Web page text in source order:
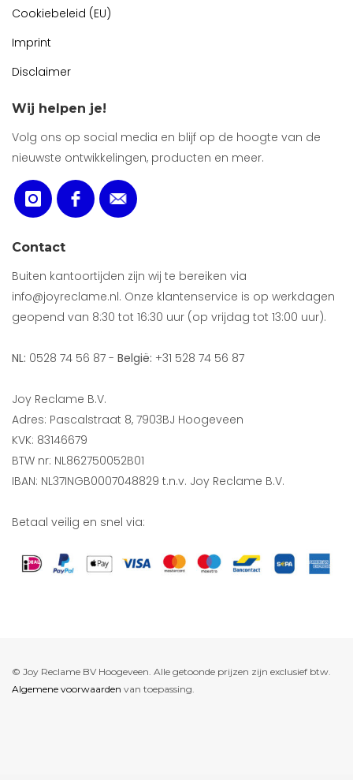
Cookiebeleid (EU)
Imprint
Disclaimer
Wij helpen je!
Volg ons op social media en blijf op de hoogte van de
nieuwste ontwikkelingen, producten en meer.
Contact
Buiten kantoortijden zijn wij te bereiken via
info@joyreclame.nl. Onze klantenservice is op werkdagen
geopend van 8:30 tot 16:30 uur (op vrijdag tot 13:00 uur).
NL: 0528 74 56 87 - België: +31 528 74 56 87
Joy Reclame B.V.
Adres: Pascalstraat 8, 7903BJ Hoogeveen
KVK: 83146679
BTW nr: NL862750052B01
IBAN: NL37INGB0007048829 t.n.v. Joy Reclame B.V.
Betaal veilig en snel via:
© Joy Reclame BV Hoogeveen. Alle getoonde prijzen zijn exclusief btw.
Algemene voorwaarden van toepassing.